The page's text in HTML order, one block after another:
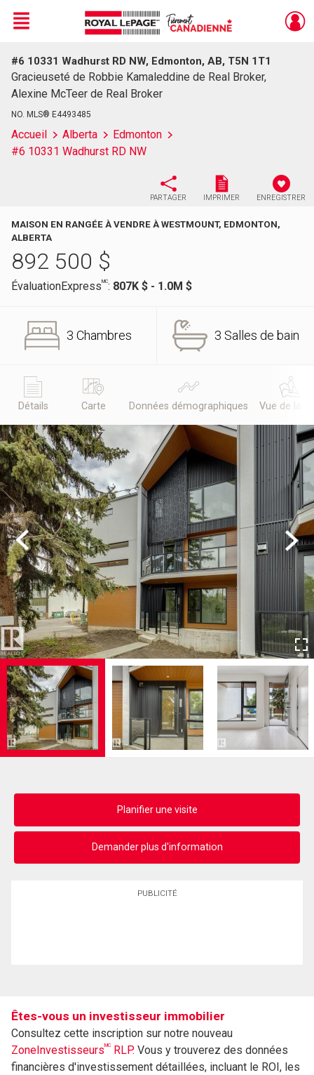
Live
En Direct
Menu
#6 10331 Wadhurst RD NW, Edmonton, AB, T5N 1T1
Gracieuseté de Robbie Kamaleddine de Real Broker,
Alexine McTeer de Real Broker
NO. MLS® E4493485
Accueil Alberta
Edmonton
#6 10331 Wadhurst RD NW
PARTAGER IMPRIMER ENREGISTRER
MAISON EN RANGÉE À VENDRE À WESTMOUNT, EDMONTON,
ALBERTA
892 500 $
ÉvaluationExpressMC: 807K $ - 1.0M $
3 Chambres 3 Salles de bain
Détails Carte Données démographiques Vue de la
Previous Next
Planifier une visite
Demander plus d'information
PUBLICITÉ
Êtes-vous un investisseur immobilier
Consultez cette inscription sur notre nouveau
ZoneInvestisseursMC RLP. Vous y trouverez des données
financières d'investissement détaillées, incluant le ROI, les